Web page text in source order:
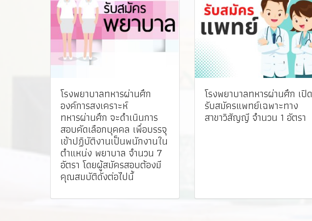
โรงพยาบาลทหารผ่านศึก
องค์การสงเคราะห์
ทหารผ่านศึก จะดำเนินการ
สอบคัดเลือกบุคคล เพื่อบรรจุ
เข้าปฏิบัติงานเป็นพนักงานใน
ตำแหน่ง พยาบาล จำนวน 7
อัตรา โดยผู้สมัครสอบต้องมี
คุณสมบัติดังต่อไปนี้
โรงพยาบาลทหารผ่านศึก เปิด
รับสมัครแพทย์เฉพาะทาง
สาขาวิสัญญี จำนวน 1 อัตรา